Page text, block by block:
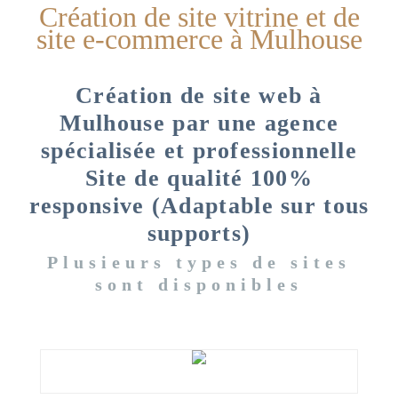
Création de site vitrine et de
site e-commerce à Mulhouse
Création de site web à
Mulhouse par une agence
spécialisée et professionnelle
Site de qualité 100%
responsive (Adaptable sur tous
supports)
Plusieurs types de sites
sont disponibles